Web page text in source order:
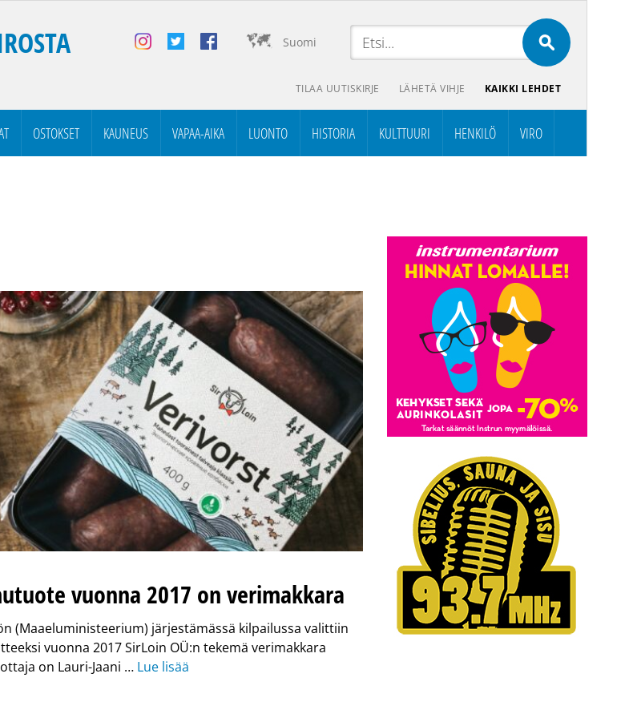
Suomi
TILAA UUTISKIRJE LÄHETÄ VIHJE KAIKKI LEHDET
OSTOKSET KAUNEUS VAPAA-AIKA LUONTO HISTORIA KULTTUURI HENKILÖ VIRO
vuonna 2017 on verimakkara
(Maaeluministeerium) järjestämässä kilpailussa valittiin
vuonna 2017 SirLoin OÜ:n tekemä verimakkara
on Lauri-Jaani … Lue lisää